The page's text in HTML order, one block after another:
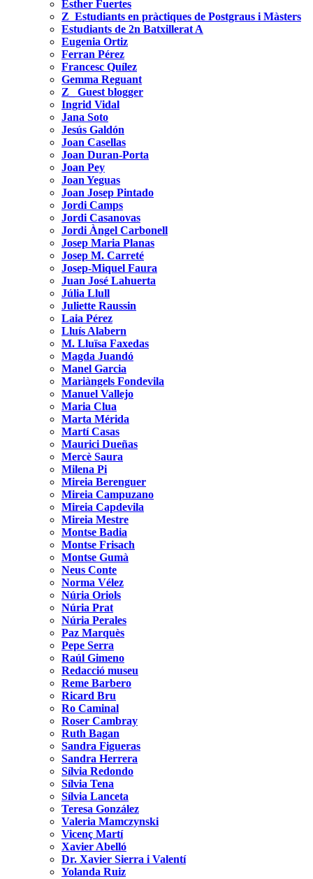
Esther Fuertes
Z_Estudiants en pràctiques de Postgraus i Màsters
Estudiants de 2n Batxillerat A
Eugenia Ortiz
Ferran Pérez
Francesc Quílez
Gemma Reguant
Z_ Guest blogger
Ingrid Vidal
Jana Soto
Jesús Galdón
Joan Casellas
Joan Duran-Porta
Joan Pey
Joan Yeguas
Joan Josep Pintado
Jordi Camps
Jordi Casanovas
Jordi Àngel Carbonell
Josep Maria Planas
Josep M. Carreté
Josep-Miquel Faura
Juan José Lahuerta
Júlia Llull
Juliette Raussin
Laia Pérez
Lluís Alabern
M. Lluïsa Faxedas
Magda Juandó
Manel Garcia
Mariàngels Fondevila
Manuel Vallejo
Maria Clua
Marta Mérida
Martí Casas
Maurici Dueñas
Mercè Saura
Milena Pi
Mireia Berenguer
Mireia Campuzano
Mireia Capdevila
Mireia Mestre
Montse Badia
Montse Frisach
Montse Gumà
Neus Conte
Norma Vélez
Núria Oriols
Núria Prat
Núria Perales
Paz Marquès
Pepe Serra
Raúl Gimeno
Redacció museu
Reme Barbero
Ricard Bru
Ro Caminal
Roser Cambray
Ruth Bagan
Sandra Figueras
Sandra Herrera
Sílvia Redondo
Sílvia Tena
Sílvia Lanceta
Teresa González
Valeria Mamczynski
Vicenç Martí
Xavier Abelló
Dr. Xavier Sierra i Valentí
Yolanda Ruiz